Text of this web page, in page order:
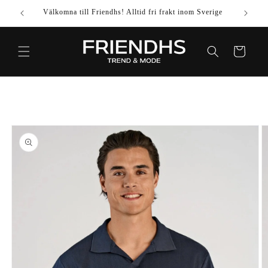
VIDARE
TILL
INNEHÅLL
Välkomna till Friendhs! Alltid fri frakt inom Sverige Använd
Varukorg